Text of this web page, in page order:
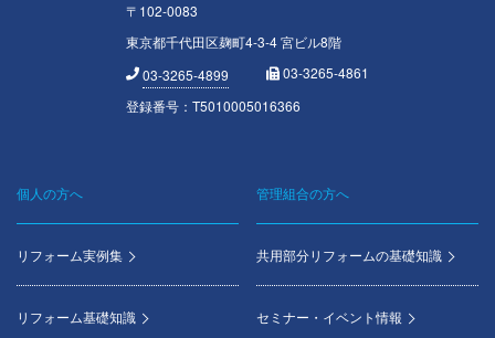
〒102-0083
東京都千代田区麹町4-3-4 宮ビル8階
03-3265-4899
03-3265-4861
登録番号：T5010005016366
Footer
menu
個人の方へ
リフォーム実例集
リフォーム基礎知識
管理組合の方へ
共用部分リフォームの基礎知識
セミナー・イベント情報